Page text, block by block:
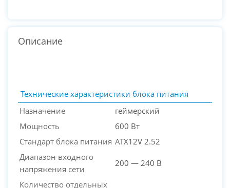
Описание
Технические характеристики блока питания
Назначение
геймерский
Мощность
600 Вт
Стандарт блока питания ATX12V 2.52
Диапазон входного
напряжения сети
200 — 240 В
Количество отдельных